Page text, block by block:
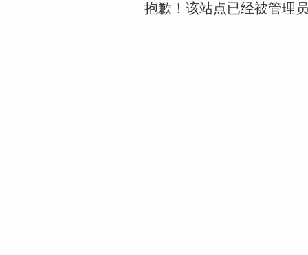
抱歉！该站点已经被管理